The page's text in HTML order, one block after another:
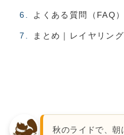
よくある質問（FAQ）
まとめ｜レイヤリン
秋のライドで、